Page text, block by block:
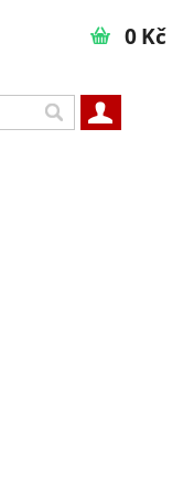
0 Kč